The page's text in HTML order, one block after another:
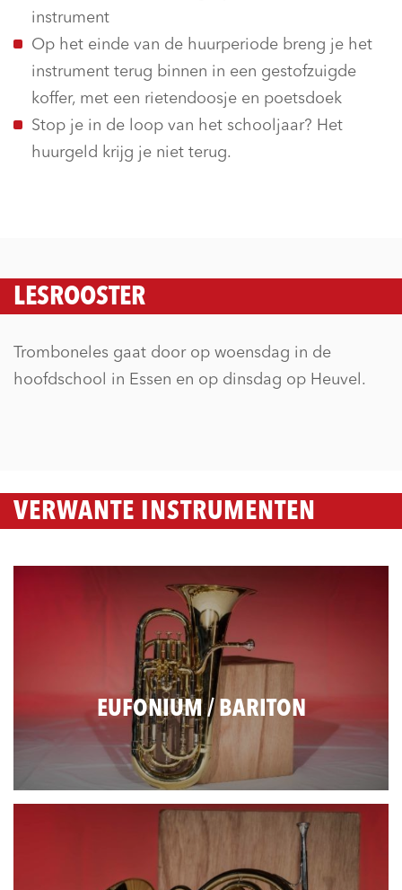
instrument
Op het einde van de huurperiode breng je het
instrument terug binnen in een gestofzuigde
koffer, met een rietendoosje en poetsdoek
Stop je in de loop van het schooljaar? Het
huurgeld krijg je niet terug.
LESROOSTER
Tromboneles gaat door op woensdag in de
hoofdschool in Essen en op dinsdag op Heuvel.
VERWANTE INSTRUMENTEN
EUFONIUM / BARITON